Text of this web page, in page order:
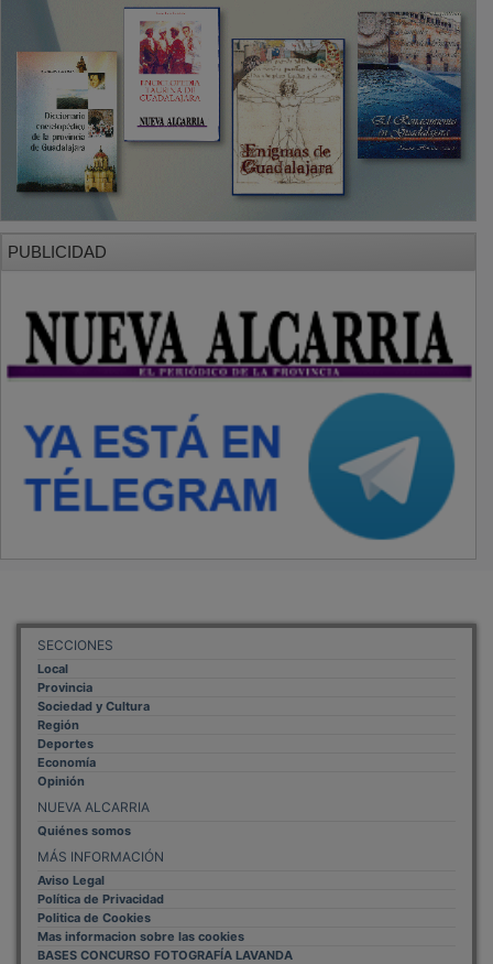
SECCIONES
Local
Provincia
Sociedad y Cultura
Región
Deportes
Economía
Opinión
NUEVA ALCARRIA
Quiénes somos
MÁS INFORMACIÓN
Aviso Legal
Política de Privacidad
Politica de Cookies
Mas informacion sobre las cookies
BASES CONCURSO FOTOGRAFÍA LAVANDA